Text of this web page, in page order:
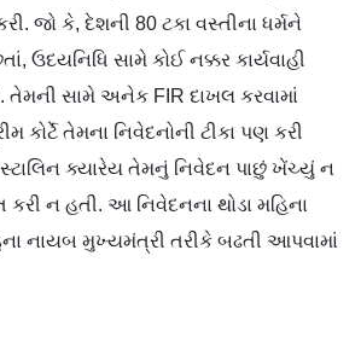
જો કે, દેશની 80 ટકા વસ્તીના ધર્મને
ઉદયનિધિ સામે કોઈ નક્કર કાર્યવાહી
તેમની સામે અનેક FIR દાખલ કરવામાં
તેમના નિવેદનોની ટીકા પણ કરી
સ્ટાલિન ક્યારેય તેમનું નિવેદન પાછું ખેંચ્યું ન
કરી ન હતી. આ નિવેદનના થોડા મહિના
નાયબ મુખ્યમંત્રી તરીકે બઢતી આપવામાં